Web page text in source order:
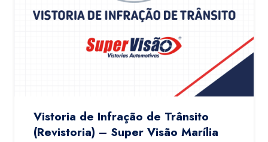
Vistoria de Infração de Trânsito
(Revistoria) – Super Visão Marília